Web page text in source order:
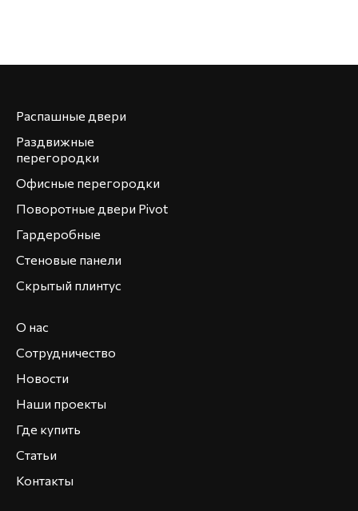
Распашные двери
Раздвижные
перегородки
Офисные перегородки
Поворотные двери Pivot
Гардеробные
Стеновые панели
Скрытый плинтус
О нас
Сотрудничество
Новости
Наши проекты
Где купить
Статьи
Контакты